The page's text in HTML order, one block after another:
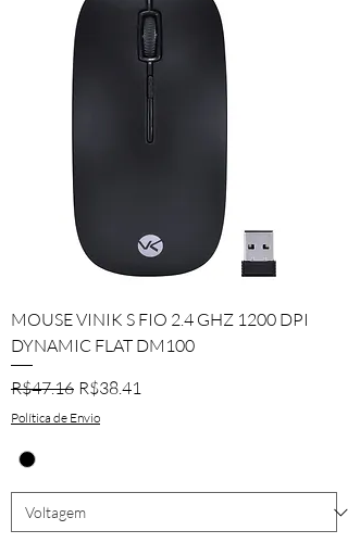
MOUSE VINIK S FIO 2.4 GHZ 1200 DPI
DYNAMIC FLAT DM100
Regular Price
R$47.16 Sale Price
R$38.41
Política de Envio